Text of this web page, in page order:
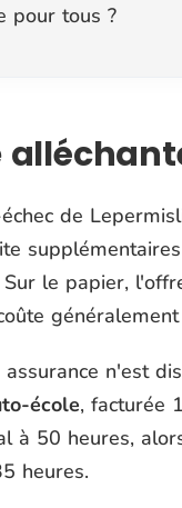
pour tous ?
de
le papier,
assurance n'est
école, facturée
à 50 heures,
heures.